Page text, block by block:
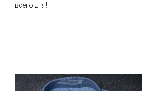
всего дня!